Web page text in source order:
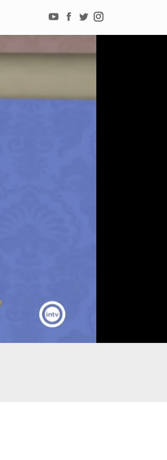
YouTube
Facebook
TwitterInstagram